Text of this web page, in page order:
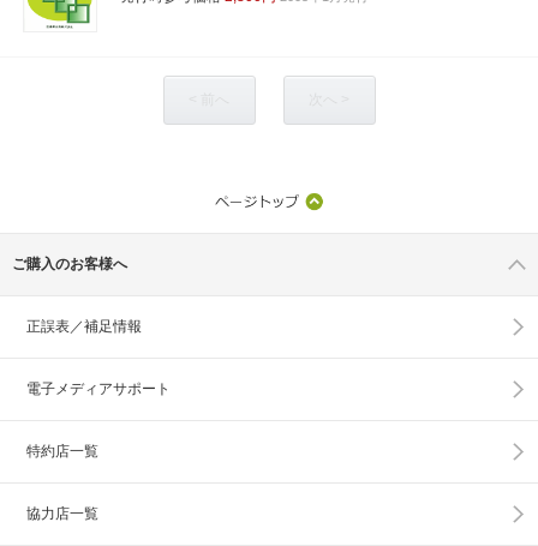
ご購入のお客様へ
正誤表／補足情報
電子メディアサポート
特約店一覧
協力店一覧